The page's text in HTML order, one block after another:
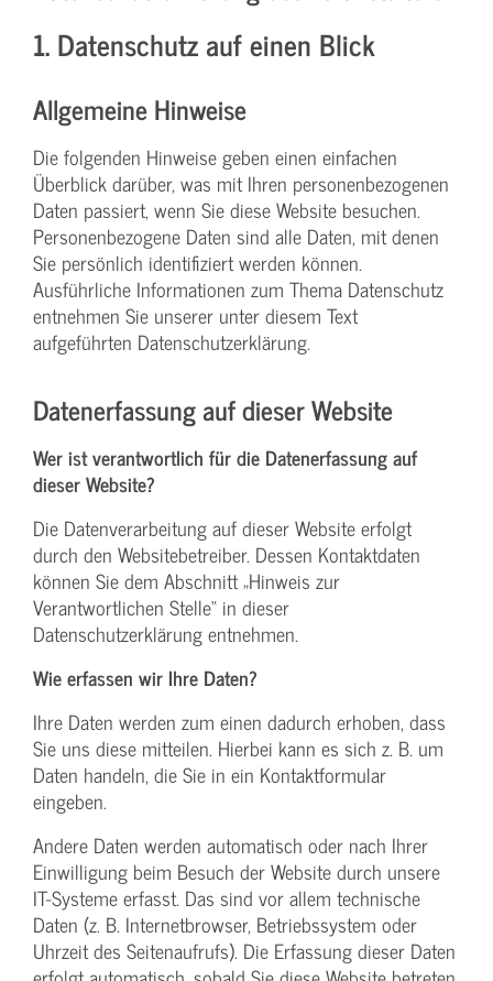
1. Datenschutz auf einen Blick
Allgemeine Hinweise
Die folgenden Hinweise geben einen einfachen
Überblick darüber, was mit Ihren personenbezogenen
Daten passiert, wenn Sie diese Website besuchen.
Personenbezogene Daten sind alle Daten, mit denen
Sie persönlich identifiziert werden können.
Ausführliche Informationen zum Thema Datenschutz
entnehmen Sie unserer unter diesem Text
aufgeführten Datenschutzerklärung.
Datenerfassung auf dieser Website
Wer ist verantwortlich für die Datenerfassung auf
dieser Website?
Die Datenverarbeitung auf dieser Website erfolgt
durch den Websitebetreiber. Dessen Kontaktdaten
können Sie dem Abschnitt „Hinweis zur
Verantwortlichen Stelle“ in dieser
Datenschutzerklärung entnehmen.
Wie erfassen wir Ihre Daten?
Ihre Daten werden zum einen dadurch erhoben, dass
Sie uns diese mitteilen. Hierbei kann es sich z. B. um
Daten handeln, die Sie in ein Kontaktformular
eingeben.
Andere Daten werden automatisch oder nach Ihrer
Einwilligung beim Besuch der Website durch unsere
IT-Systeme erfasst. Das sind vor allem technische
Daten (z. B. Internetbrowser, Betriebssystem oder
Uhrzeit des Seitenaufrufs). Die Erfassung dieser Daten